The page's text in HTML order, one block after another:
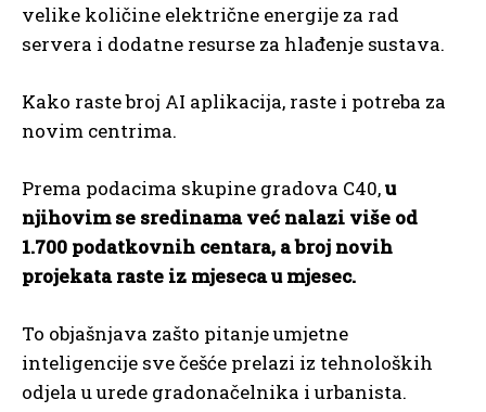
velike količine električne energije za rad
servera i dodatne resurse za hlađenje sustava.
Kako raste broj AI aplikacija, raste i potreba za
novim centrima.
Prema podacima skupine gradova C40,u
njihovim se sredinama već nalazi više od
1.700 podatkovnih centara, a broj novih
projekata raste iz mjeseca u mjesec.
To objašnjava zašto pitanje umjetne
inteligencije sve češće prelazi iz tehnoloških
odjela u urede gradonačelnika i urbanista.